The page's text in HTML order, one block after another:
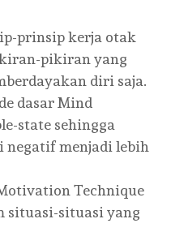
prinsip kerja otak
pikiran yang
diri saja.
dasar Mind
state sehingga
negatif menjadi lebih
Technique
situasi-situasi yang